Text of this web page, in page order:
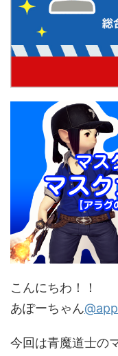
こんにちわ！！
あぽーちゃん
今回は青魔道士の